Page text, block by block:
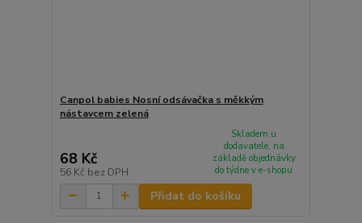
Canpol babies Nosní odsávačka s měkkým
nástavcem zelená
68 Kč
56 Kč bez DPH
Skladem u
dodavatele, na
základě objednávky
do týdne v e-shopu
Přidat do košíku